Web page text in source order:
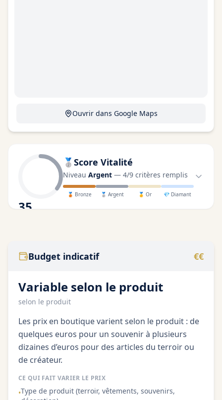
Ouvrir dans Google Maps
35
🥈 Score Vitalité
Niveau Argent — 4/9 critères remplis
🥉 Bronze 🥈 Argent 🥇 Or 💎 Diamant
Budget indicatif €€
Variable selon le produit
selon le produit
Les prix en boutique varient selon le produit : de
quelques euros pour un souvenir à plusieurs
dizaines d’euros pour des articles du terroir ou
de créateur.
CE QUI FAIT VARIER LE PRIX
•Type de produit (terroir, vêtements, souvenirs,